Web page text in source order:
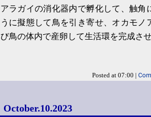
アラガイの消化器内で孵化して、触角
うに擬態して鳥を引き寄せ、オカモノ
び鳥の体内で産卵して生活環を完成さ
Posted at 07:00 |
October.10.2023